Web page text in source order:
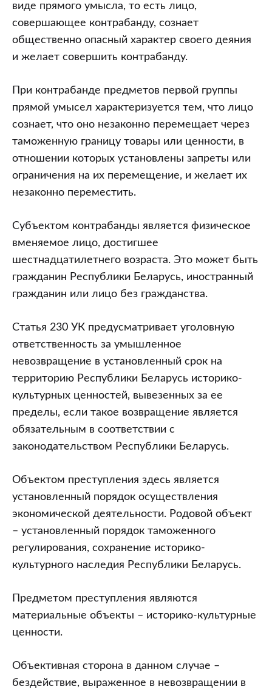
виде прямого умысла, то есть лицо,
совершающее контрабанду, сознает
общественно опасный характер своего деяния
и желает совершить контрабанду.
При контрабанде предметов первой группы
прямой умысел характеризуется тем, что лицо
сознает, что оно незаконно перемещает через
таможенную границу товары или ценности, в
отношении которых установлены запреты или
ограничения на их перемещение, и желает их
незаконно переместить.
Субъектом контрабанды является физическое
вменяемое лицо, достигшее
шестнадцатилетнего возраста. Это может быть
гражданин Республики Беларусь, иностранный
гражданин или лицо без гражданства.
Статья 230 УК предусматривает уголовную
ответственность за умышленное
невозвращение в установленный срок на
территорию Республики Беларусь историко-
культурных ценностей, вывезенных за ее
пределы, если такое возвращение является
обязательным в соответствии с
законодательством Республики Беларусь.
Объектом преступления здесь является
установленный порядок осуществления
экономической деятельности. Родовой объект
– установленный порядок таможенного
регулирования, сохранение историко-
культурного наследия Республики Беларусь.
Предметом преступления являются
материальные объекты – историко-культурные
ценности.
Объективная сторона в данном случае –
бездействие, выраженное в невозвращении в